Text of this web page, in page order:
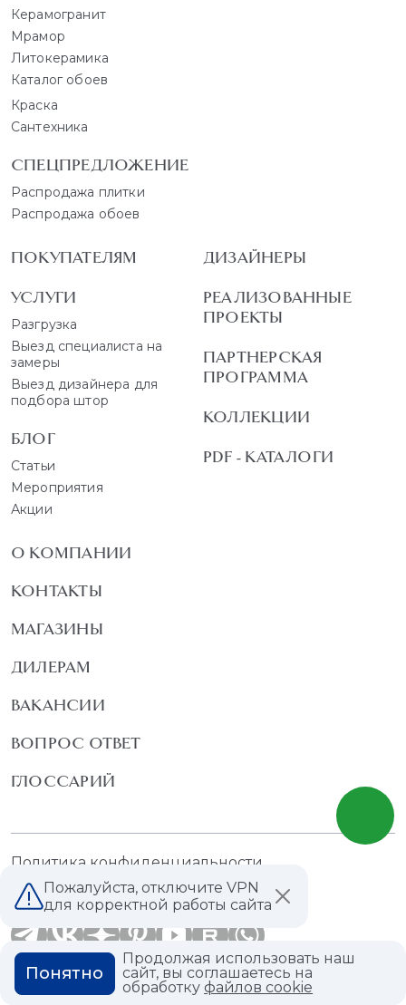
Керамогранит
Мрамор
Литокерамика
Каталог обоев
Краска
Сантехника
СПЕЦПРЕДЛОЖЕНИЕ
Распродажа плитки
Распродажа обоев
ПОКУПАТЕЛЯМ
УСЛУГИ
Разгрузка
Выезд специалиста на
замеры
Выезд дизайнера для
подбора штор
БЛОГ
Статьи
Мероприятия
Акции
ДИЗАЙНЕРЫ
РЕАЛИЗОВАННЫЕ
ПРОЕКТЫ
ПАРТНЕРСКАЯ
ПРОГРАММА
КОЛЛЕКЦИИ
PDF - КАТАЛОГИ
О КОМПАНИИ
КОНТАКТЫ
МАГАЗИНЫ
ДИЛЕРАМ
ВАКАНСИИ
ВОПРОС ОТВЕТ
ГЛОССАРИЙ
Политика конфиденциальности
Политика использования cookies
Пожалуйста, отключите VPN
для корректной работы сайта
Продолжая использовать наш
сайт, вы соглашаетесь на
обработкуфайлов cookie
Понятно